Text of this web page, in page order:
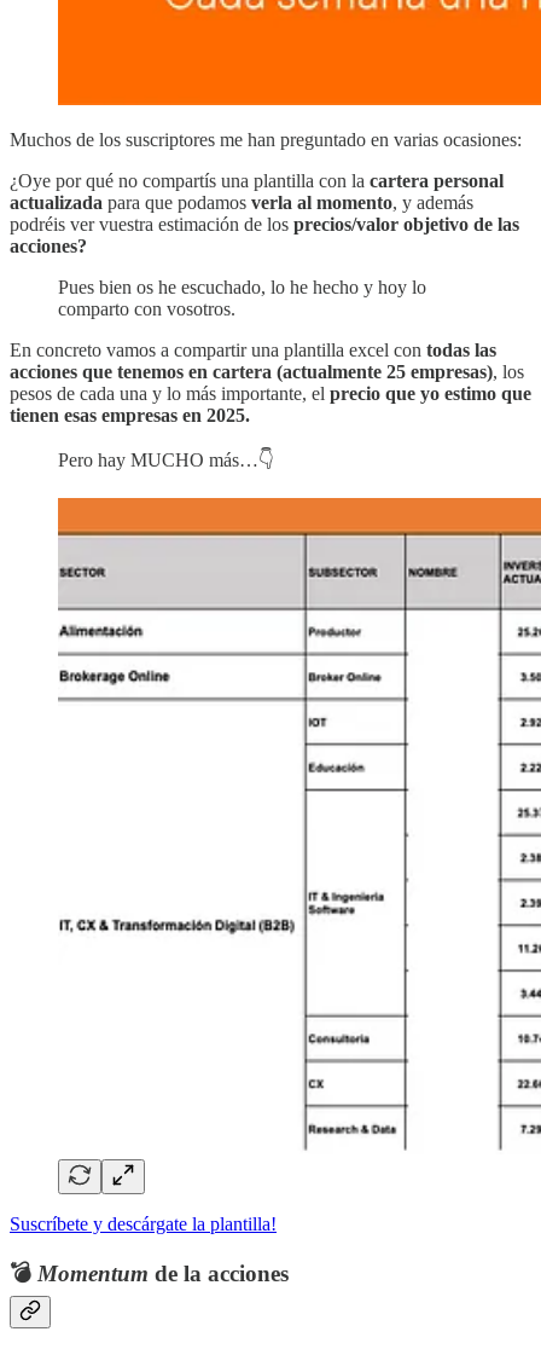
Muchos de los suscriptores me han preguntado en varias ocasiones:
¿Oye por qué no compartís una plantilla con la cartera personal
actualizada para que podamos verla al momento, y además
podréis ver vuestra estimación de los precios/valor objetivo de las
acciones?
Pues bien os he escuchado, lo he hecho y hoy lo
comparto con vosotros.
En concreto vamos a compartir una plantilla excel con todas las
acciones que tenemos en cartera (actualmente 25 empresas), los
pesos de cada una y lo más importante, el precio que yo estimo que
tienen esas empresas en 2025.
Pero hay MUCHO más…👇
Suscríbete y descárgate la plantilla!
💣Momentum de la acciones